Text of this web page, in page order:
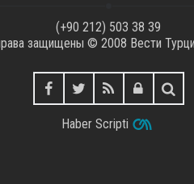
(+90 212) 503 38 39
защищены © 2008 Вести
Haber Scripti